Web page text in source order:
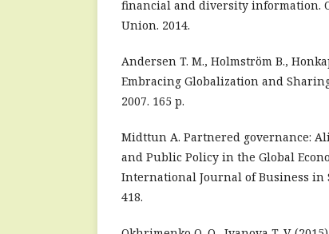
financial and diversity information.
Union. 2014.
Andersen T. M., Holmström B.,
Embracing Globalization and
2007. 165 p.
Midttun A. Partnered governance:
and Public Policy in the Global
International Journal of Business in
418.